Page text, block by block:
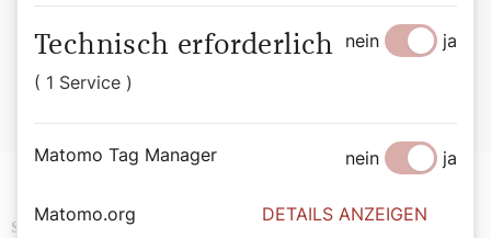
Altar. Von Bernadette Spitzer, 176 Seiten, ISBN: 978-3-
Schlagwörter
Technisch erforderlich
( 1 Service )
nein ja
Matomo Tag Manager nein ja
Matomo.org DETAILS ANZEIGEN